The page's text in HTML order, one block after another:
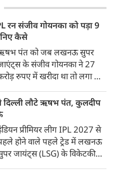
संजीव गोयनका को पड़ा 9
कैसे
पंत को जब लखनऊ सुपर
के संजीव गोयनका ने 27
रुपए में खरीदा था तो लगा था
लेकिन उनका खुदका बल्ला
शांत रहा कि लखनऊ गहराई में
पहुंच गई।
लौटे ऋषभ पंत, कुलदीप
प्रीमियर लीग IPL 2027 से
होने वाले पहले ट्रेड में लखनऊ
जायंट्स (LSG) के विकेटकीपर-